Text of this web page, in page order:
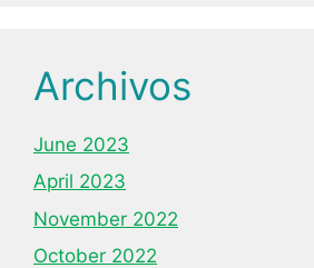
Archivos
June 2023
April 2023
November 2022
October 2022